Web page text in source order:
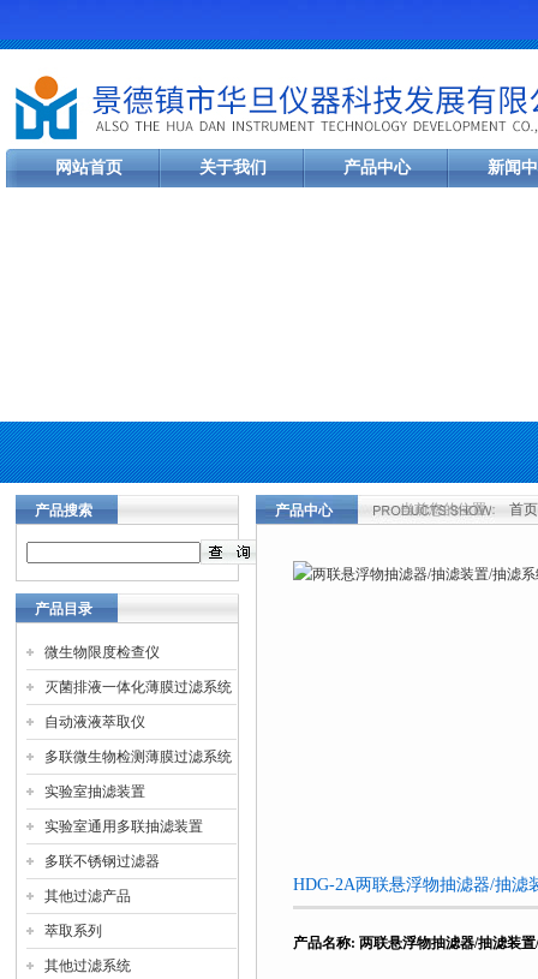
网站首页 关于我们 产品中心 新闻
产品搜索
产品目录
微生物限度检查仪
灭菌排液一体化薄膜过滤系统
自动液液萃取仪
多联微生物检测薄膜过滤系统
实验室抽滤装置
实验室通用多联抽滤装置
多联不锈钢过滤器
其他过滤产品
萃取系列
其他过滤系统
产品中心 当前您的位置： 首页
HDG-2A两联悬浮物抽滤器/抽滤
产品名称: 两联悬浮物抽滤器/抽滤装